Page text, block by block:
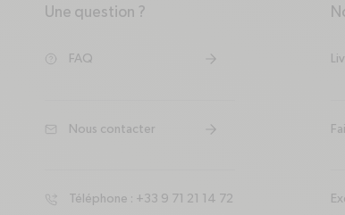
Une question ?
arrow-down
help-circle
FAQ
arrow-right
mail
Nous contacter
arrow-right
phone-forwarded
Téléphone : +33 9 71 21 14 72